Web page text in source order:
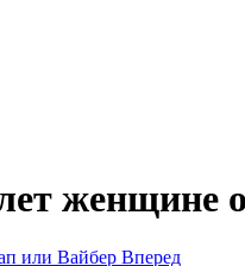
женщине
или Вайбер Вперед